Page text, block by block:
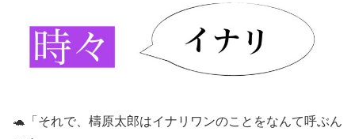
🐢「それで、檮原太郎はイナリワンのことをなんて呼ぶん